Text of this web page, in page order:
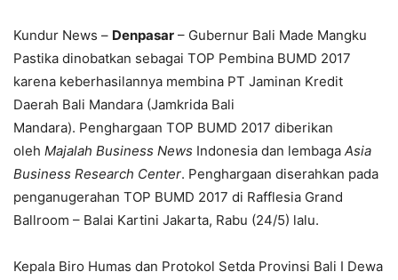
Kundur News – Denpasar – Gubernur Bali Made Mangku
Pastika dinobatkan sebagai TOP Pembina BUMD 2017
karena keberhasilannya membina PT Jaminan Kredit
Daerah Bali Mandara (Jamkrida Bali
Mandara). Penghargaan TOP BUMD 2017 diberikan
oleh Majalah Business News Indonesia dan lembaga Asia
Business Research Center. Penghargaan diserahkan pada
penganugerahan TOP BUMD 2017 di Rafflesia Grand
Ballroom – Balai Kartini Jakarta, Rabu (24/5) lalu.
Kepala Biro Humas dan Protokol Setda Provinsi Bali I Dewa